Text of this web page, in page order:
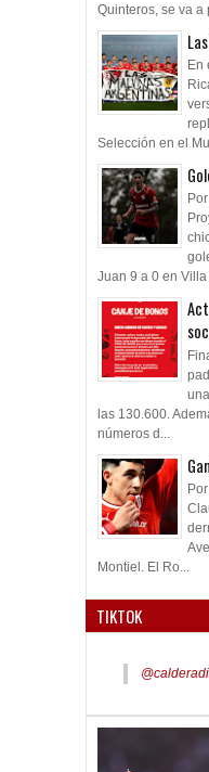
Quinteros, se va a
En
Selección en el
Juan 9 a 0 en
las 130.600.
números d...
Montiel. El Ro...
TIKTOK